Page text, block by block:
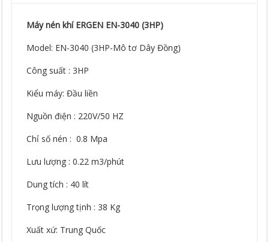
Máy nén khí ERGEN EN-3040 (3HP)
Model: EN-3040 (3HP-Mô tơ Dây Đồng)
Công suất : 3HP
Kiểu máy: Đầu liền
Nguồn điện : 220V/50 HZ
Chỉ số nén : 0.8 Mpa
Lưu lượng : 0.22 m3/phút
Dung tích : 40 lít
Trọng lượng tịnh : 38 Kg
Xuất xứ: Trung Quốc